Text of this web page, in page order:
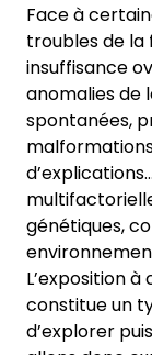
Face à
troubles de
insuffisance
anomalies de
spontanées,
génétiques,
L’exposition
constitue un
d’explorer